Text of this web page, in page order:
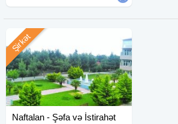
Naftalan - Şəfa və İstirahət
Şirkət